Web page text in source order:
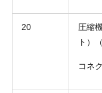
20
圧縮
ト）
コネ
電話番号
メールアド
お問合せ内